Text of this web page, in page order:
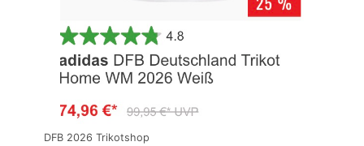
DFB 2026 Trikotshop